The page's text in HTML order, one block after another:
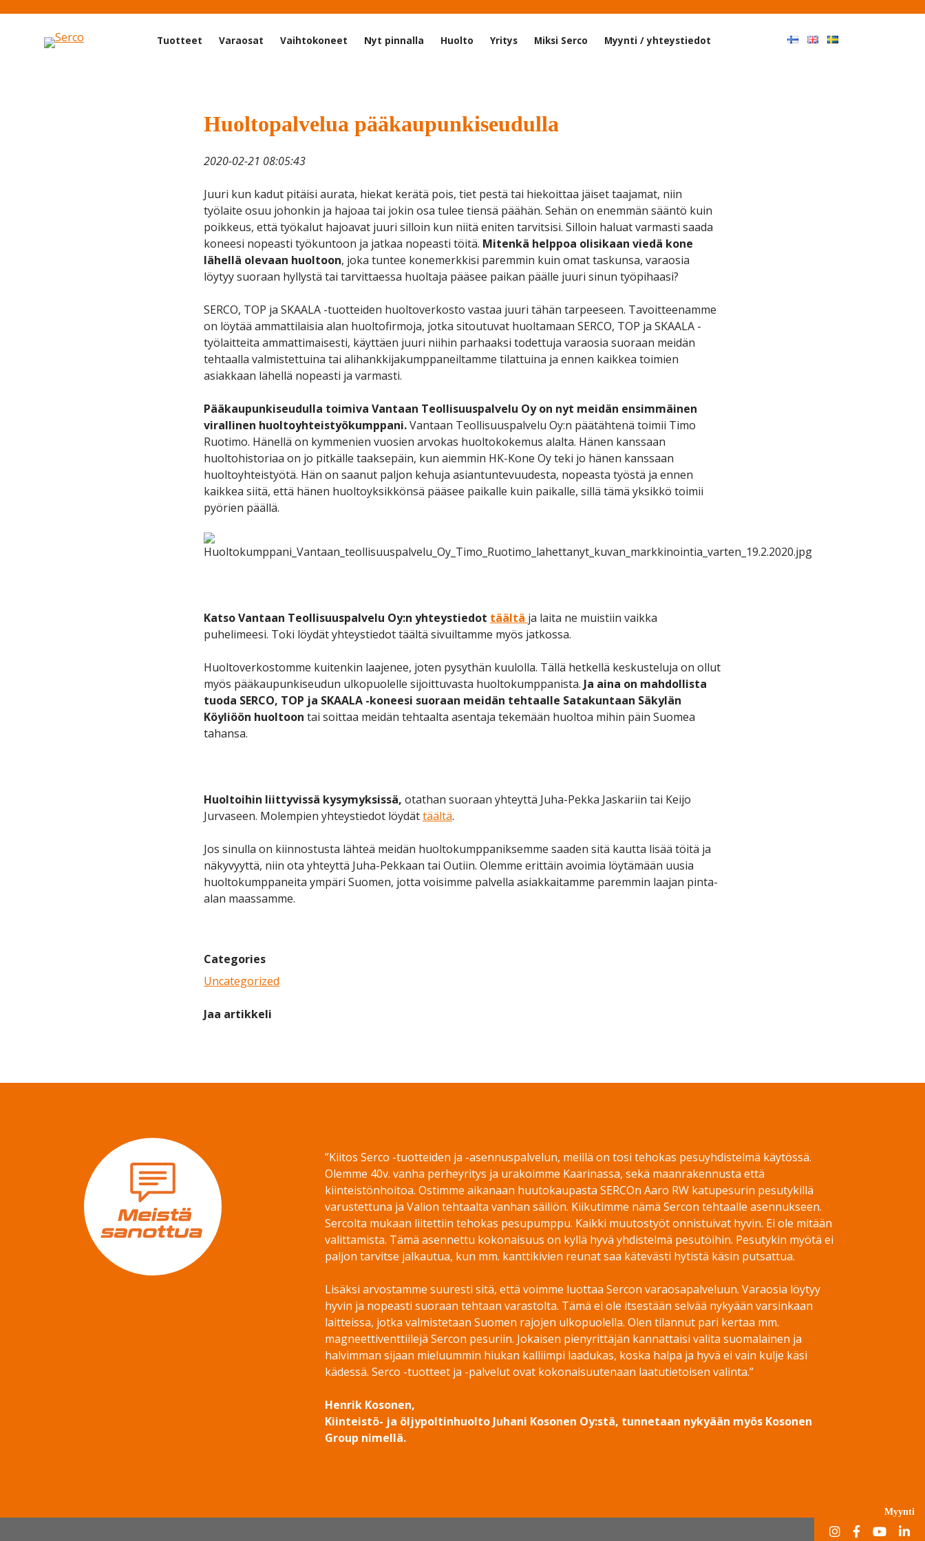
Tuotteet Varaosat Vaihtokoneet Nyt pinnalla Huolto Yritys Miksi Serco Myynti / yhteystiedot
Huoltopalvelua pääkaupunkiseudulla
2020-02-21 08:05:43
Juuri kun kadut pitäisi aurata, hiekat kerätä pois, tiet pestä tai hiekoittaa jäiset taajamat, niin
työlaite osuu johonkin ja hajoaa tai jokin osa tulee tiensä päähän. Sehän on enemmän sääntö kuin
poikkeus, että työkalut hajoavat juuri silloin kun niitä eniten tarvitsisi. Silloin haluat varmasti saada
koneesi nopeasti työkuntoon ja jatkaa nopeasti töitä. Mitenkä helppoa olisikaan viedä kone
lähellä olevaan huoltoon, joka tuntee konemerkkisi paremmin kuin omat taskunsa, varaosia
löytyy suoraan hyllystä tai tarvittaessa huoltaja pääsee paikan päälle juuri sinun työpihaasi?
SERCO, TOP ja SKAALA -tuotteiden huoltoverkosto vastaa juuri tähän tarpeeseen. Tavoitteenamme
on löytää ammattilaisia alan huoltofirmoja, jotka sitoutuvat huoltamaan SERCO, TOP ja SKAALA -
työlaitteita ammattimaisesti, käyttäen juuri niihin parhaaksi todettuja varaosia suoraan meidän
tehtaalla valmistettuina tai alihankkijakumppaneiltamme tilattuina ja ennen kaikkea toimien
asiakkaan lähellä nopeasti ja varmasti.
Pääkaupunkiseudulla toimiva Vantaan Teollisuuspalvelu Oy on nyt meidän ensimmäinen
virallinen huoltoyhteistyökumppani.Vantaan Teollisuuspalvelu Oy:n päätähtenä toimii Timo
Ruotimo. Hänellä on kymmenien vuosien arvokas huoltokokemus alalta. Hänen kanssaan
huoltohistoriaa on jo pitkälle taaksepäin, kun aiemmin HK-Kone Oy teki jo hänen kanssaan
huoltoyhteistyötä. Hän on saanut paljon kehuja asiantuntevuudesta, nopeasta työstä ja ennen
kaikkea siitä, että hänen huoltoyksikkönsä pääsee paikalle kuin paikalle, sillä tämä yksikkö toimii
pyörien päällä.
Katso Vantaan Teollisuuspalvelu Oy:n yhteystiedot täältä ja laita ne muistiin vaikka
puhelimeesi. Toki löydät yhteystiedot täältä sivuiltamme myös jatkossa.
Huoltoverkostomme kuitenkin laajenee, joten pysythän kuulolla. Tällä hetkellä keskusteluja on ollut
myös pääkaupunkiseudun ulkopuolelle sijoittuvasta huoltokumppanista. Ja aina on mahdollista
tuoda SERCO, TOP ja SKAALA -koneesi suoraan meidän tehtaalle Satakuntaan Säkylän
Köyliöön huoltoon tai soittaa meidän tehtaalta asentaja tekemään huoltoa mihin päin Suomea
tahansa.
Huoltoihin liittyvissä kysymyksissä, otathan suoraan yhteyttä Juha-Pekka Jaskariin tai Keijo
Jurvaseen. Molempien yhteystiedot löydättäältä.
Jos sinulla on kiinnostusta lähteä meidän huoltokumppaniksemme saaden sitä kautta lisää töitä ja
näkyvyyttä, niin ota yhteyttä Juha-Pekkaan tai Outiin. Olemme erittäin avoimia löytämään uusia
huoltokumppaneita ympäri Suomen, jotta voisimme palvella asiakkaitamme paremmin laajan pinta-
alan maassamme.
Categories
Uncategorized
Jaa artikkeli
”Kiitos Serco -tuotteiden ja -asennuspalvelun, meillä on tosi tehokas pesuyhdistelmä käytössä.
Olemme 40v. vanha perheyritys ja urakoimme Kaarinassa, sekä maanrakennusta että
kiinteistönhoitoa. Ostimme aikanaan huutokaupasta SERCOn Aaro RW katupesurin pesutykillä
varustettuna ja Valion tehtaalta vanhan säiliön. Kiikutimme nämä Sercon tehtaalle asennukseen.
Sercolta mukaan liitettiin tehokas pesupumppu. Kaikki muutostyöt onnistuivat hyvin. Ei ole mitään
valittamista. Tämä asennettu kokonaisuus on kyllä hyvä yhdistelmä pesutöihin. Pesutykin myötä ei
paljon tarvitse jalkautua, kun mm. kanttikivien reunat saa kätevästi hytistä käsin putsattua.
Lisäksi arvostamme suuresti sitä, että voimme luottaa Sercon varaosapalveluun. Varaosia löytyy
hyvin ja nopeasti suoraan tehtaan varastolta. Tämä ei ole itsestään selvää nykyään varsinkaan
laitteissa, jotka valmistetaan Suomen rajojen ulkopuolella. Olen tilannut pari kertaa mm.
magneettiventtiilejä Sercon pesuriin. Jokaisen pienyrittäjän kannattaisi valita suomalainen ja
halvimman sijaan mieluummin hiukan kalliimpi laadukas, koska halpa ja hyvä ei vain kulje käsi
kädessä. Serco -tuotteet ja -palvelut ovat kokonaisuutenaan laatutietoisen valinta.”
Henrik Kosonen,
Kiinteistö- ja öljypoltinhuolto Juhani Kosonen Oy:stä, tunnetaan nykyään myös Kosonen
Group nimellä.
Myynti